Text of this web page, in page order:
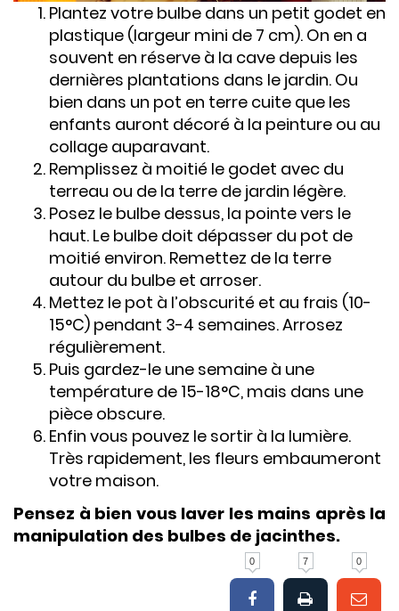
Plantez votre bulbe dans un petit godet en
plastique (largeur mini de 7 cm). On en a
souvent en réserve à la cave depuis les
dernières plantations dans le jardin. Ou
bien dans un pot en terre cuite que les
enfants auront décoré à la peinture ou au
collage auparavant.
Remplissez à moitié le godet avec du
terreau ou de la terre de jardin légère.
Posez le bulbe dessus, la pointe vers le
haut. Le bulbe doit dépasser du pot de
moitié environ. Remettez de la terre
autour du bulbe et arroser.
Mettez le pot à l’obscurité et au frais (10-
15°C) pendant 3-4 semaines. Arrosez
régulièrement.
Puis gardez-le une semaine à une
température de 15-18°C, mais dans une
pièce obscure.
Enfin vous pouvez le sortir à la lumière.
Très rapidement, les fleurs embaumeront
votre maison.
Pensez à bien vous laver les mains après la
manipulation des bulbes de jacinthes.
0 7 0